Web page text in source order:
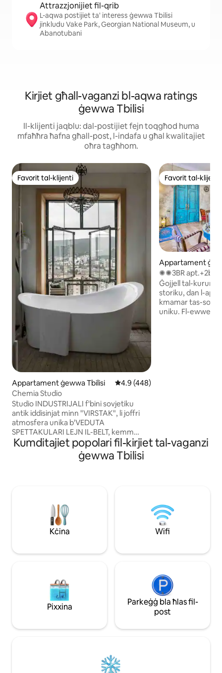
Attrazzjonijiet fil-qrib
L-aqwa postijiet ta' interess ġewwa Tbilisi
jinkludu Vake Park, Georgian National Museum, u
Abanotubani
Kirjiet għall-vaganzi bl-aqwa ratings
ġewwa Tbilisi
Il-klijenti jaqblu: dal-postijiet fejn toqgħod huma
mfaħħra ħafna għall-post, l-indafa u għal kwalitajiet
oħra tagħhom.
Favorit tal-klijenti
Favorit tal-klijenti
Appartament ġewwa Tbilisi Rating medju ta' 4.9 minn 5,
4.9 (448)
Chemia Studio
Studio INDUSTRIJALI f'bini sovjetiku
antik iddisinjat minn "VIRSTAK", li joffri
atmosfera unika b'VEDUTA
SPETTAKULARI LEJN IL-BELT, kemm
matul il-jum kif ukoll matul il-lejl, li tista'
tgawdiha mill-BATHTUB. -100%
MAGĦMUL BL-IDEJN. - Mhux
joħorġu minn togħma personali.
Atmosfera artistika li tħallik tħossok
qisek qiegħed f'film. - FABBRIKA TAL-
INBID - 9 TIPI ta' nbid - Projettur tal-Films
Favorit tal-klijenti
Favorit tal-klijenti
Appartament
✺✺3BR
Rustaveli ave✺✺
Ġojjell tal-kuruna
storiku, dan l-
kmamar tas-
uniku. Fl-ewwel
Kumditajiet popolari fil-kirjiet tal-vaganzi
ġewwa Tbilisi
Kċina Wifi
Pixxina
Parkeġġ bla ħlas fil-
post